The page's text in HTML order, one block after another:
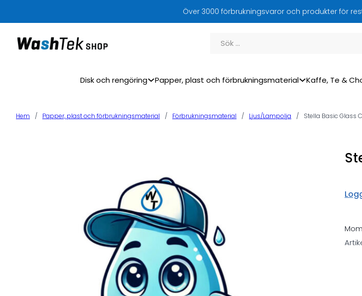
Över 3000 förbrukningsvaror och produkter för
Sök
Disk och rengöring Papper, plast och förbrukningsmaterial Kaffe, Te &
Hem / Papper, plast och förbrukningsmaterial / Förbrukningsmaterial / Ljus/Lampolja / Stella Basic Glass